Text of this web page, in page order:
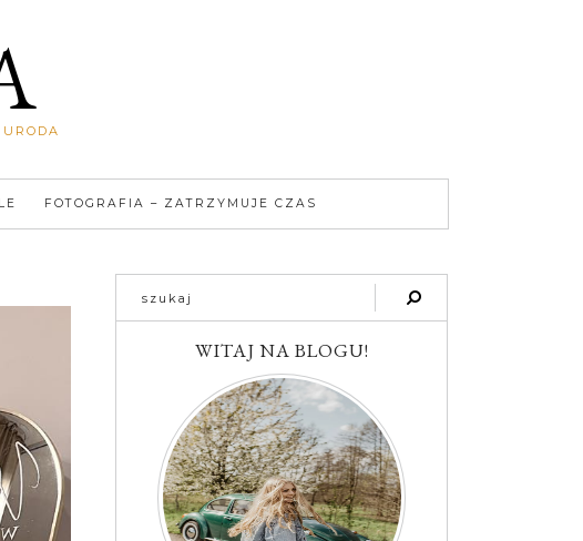
FOTOGRAFIA – ZATRZYMUJE CZAS
WITAJ NA BLOGU!